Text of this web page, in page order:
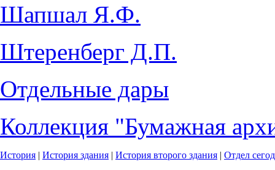
Шапшал Я.Ф.
Штеренберг Д.П.
Отдельные дары
Коллекция "Бумажная
История | История здания | История второго здания | Отдел